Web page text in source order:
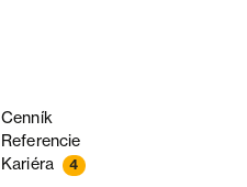
Cenník
Referencie
Kariéra 4